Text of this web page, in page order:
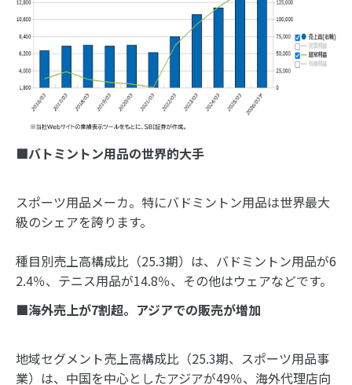
■バトミントン用品の世界的大手
スポーツ用品メーカ。特にバドミントン用品は世界最大
級のシェアを誇ります。
種目別売上高構成比（25.3期）は、バドミントン用品が6
2.4％、テニス用品が14.8％、その他はウェアなどです。
■海外売上が7割超。アジアでの販売が増加
地域セグメント売上高構成比（25.3期、スポーツ用品事
業）は、中国を中心としたアジアが49％、海外代理店向